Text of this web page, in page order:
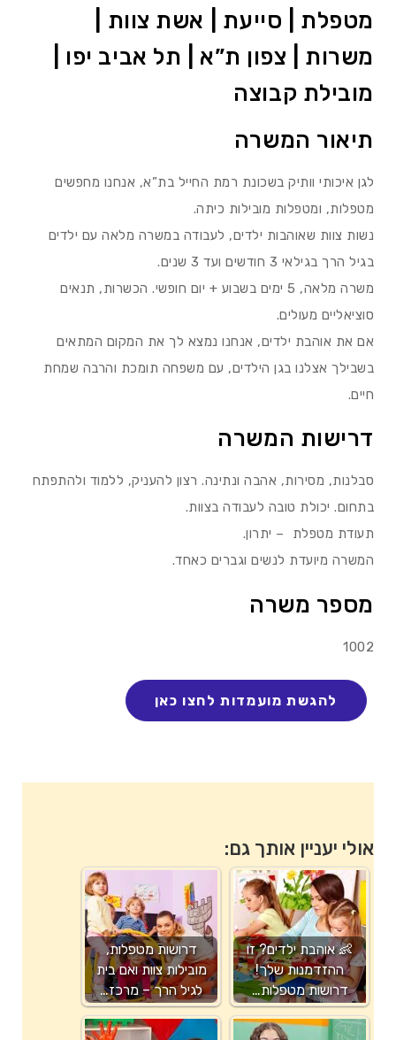
מטפלת | סייעת | אשת צוות |
משרות | צפון ת”א | תל אביב יפו |
מובילת קבוצה
תיאור המשרה
לגן איכותי וותיק בשכונת רמת החייל בת”א, אנחנו מחפשים
מטפלות, ומטפלות מובילות כיתה.
נשות צוות שאוהבות ילדים, לעבודה במשרה מלאה עם ילדים
בגיל הרך בגילאי 3 חודשים ועד 3 שנים.
משרה מלאה, 5 ימים בשבוע + יום חופשי. הכשרות, תנאים
סוציאליים מעולים.
אם את אוהבת ילדים, אנחנו נמצא לך את המקום המתאים
בשבילך אצלנו בגן הילדים, עם משפחה תומכת והרבה שמחת
חיים.
דרישות המשרה
סבלנות, מסירות, אהבה ונתינה. רצון להעניק, ללמוד ולהתפתח
בתחום. יכולת טובה לעבודה בצוות.
תעודת מטפלת – יתרון.
המשרה מיועדת לנשים וגברים כאחד.
מספר משרה
1002
אולי יעניין אותך גם:
👶 אוהבת ילדים? זו
ההזדמנות שלך!
דרושות מטפלות…
דרושות מטפלות,
מובילות צוות ואם בית
לגיל הרך – מרכז…